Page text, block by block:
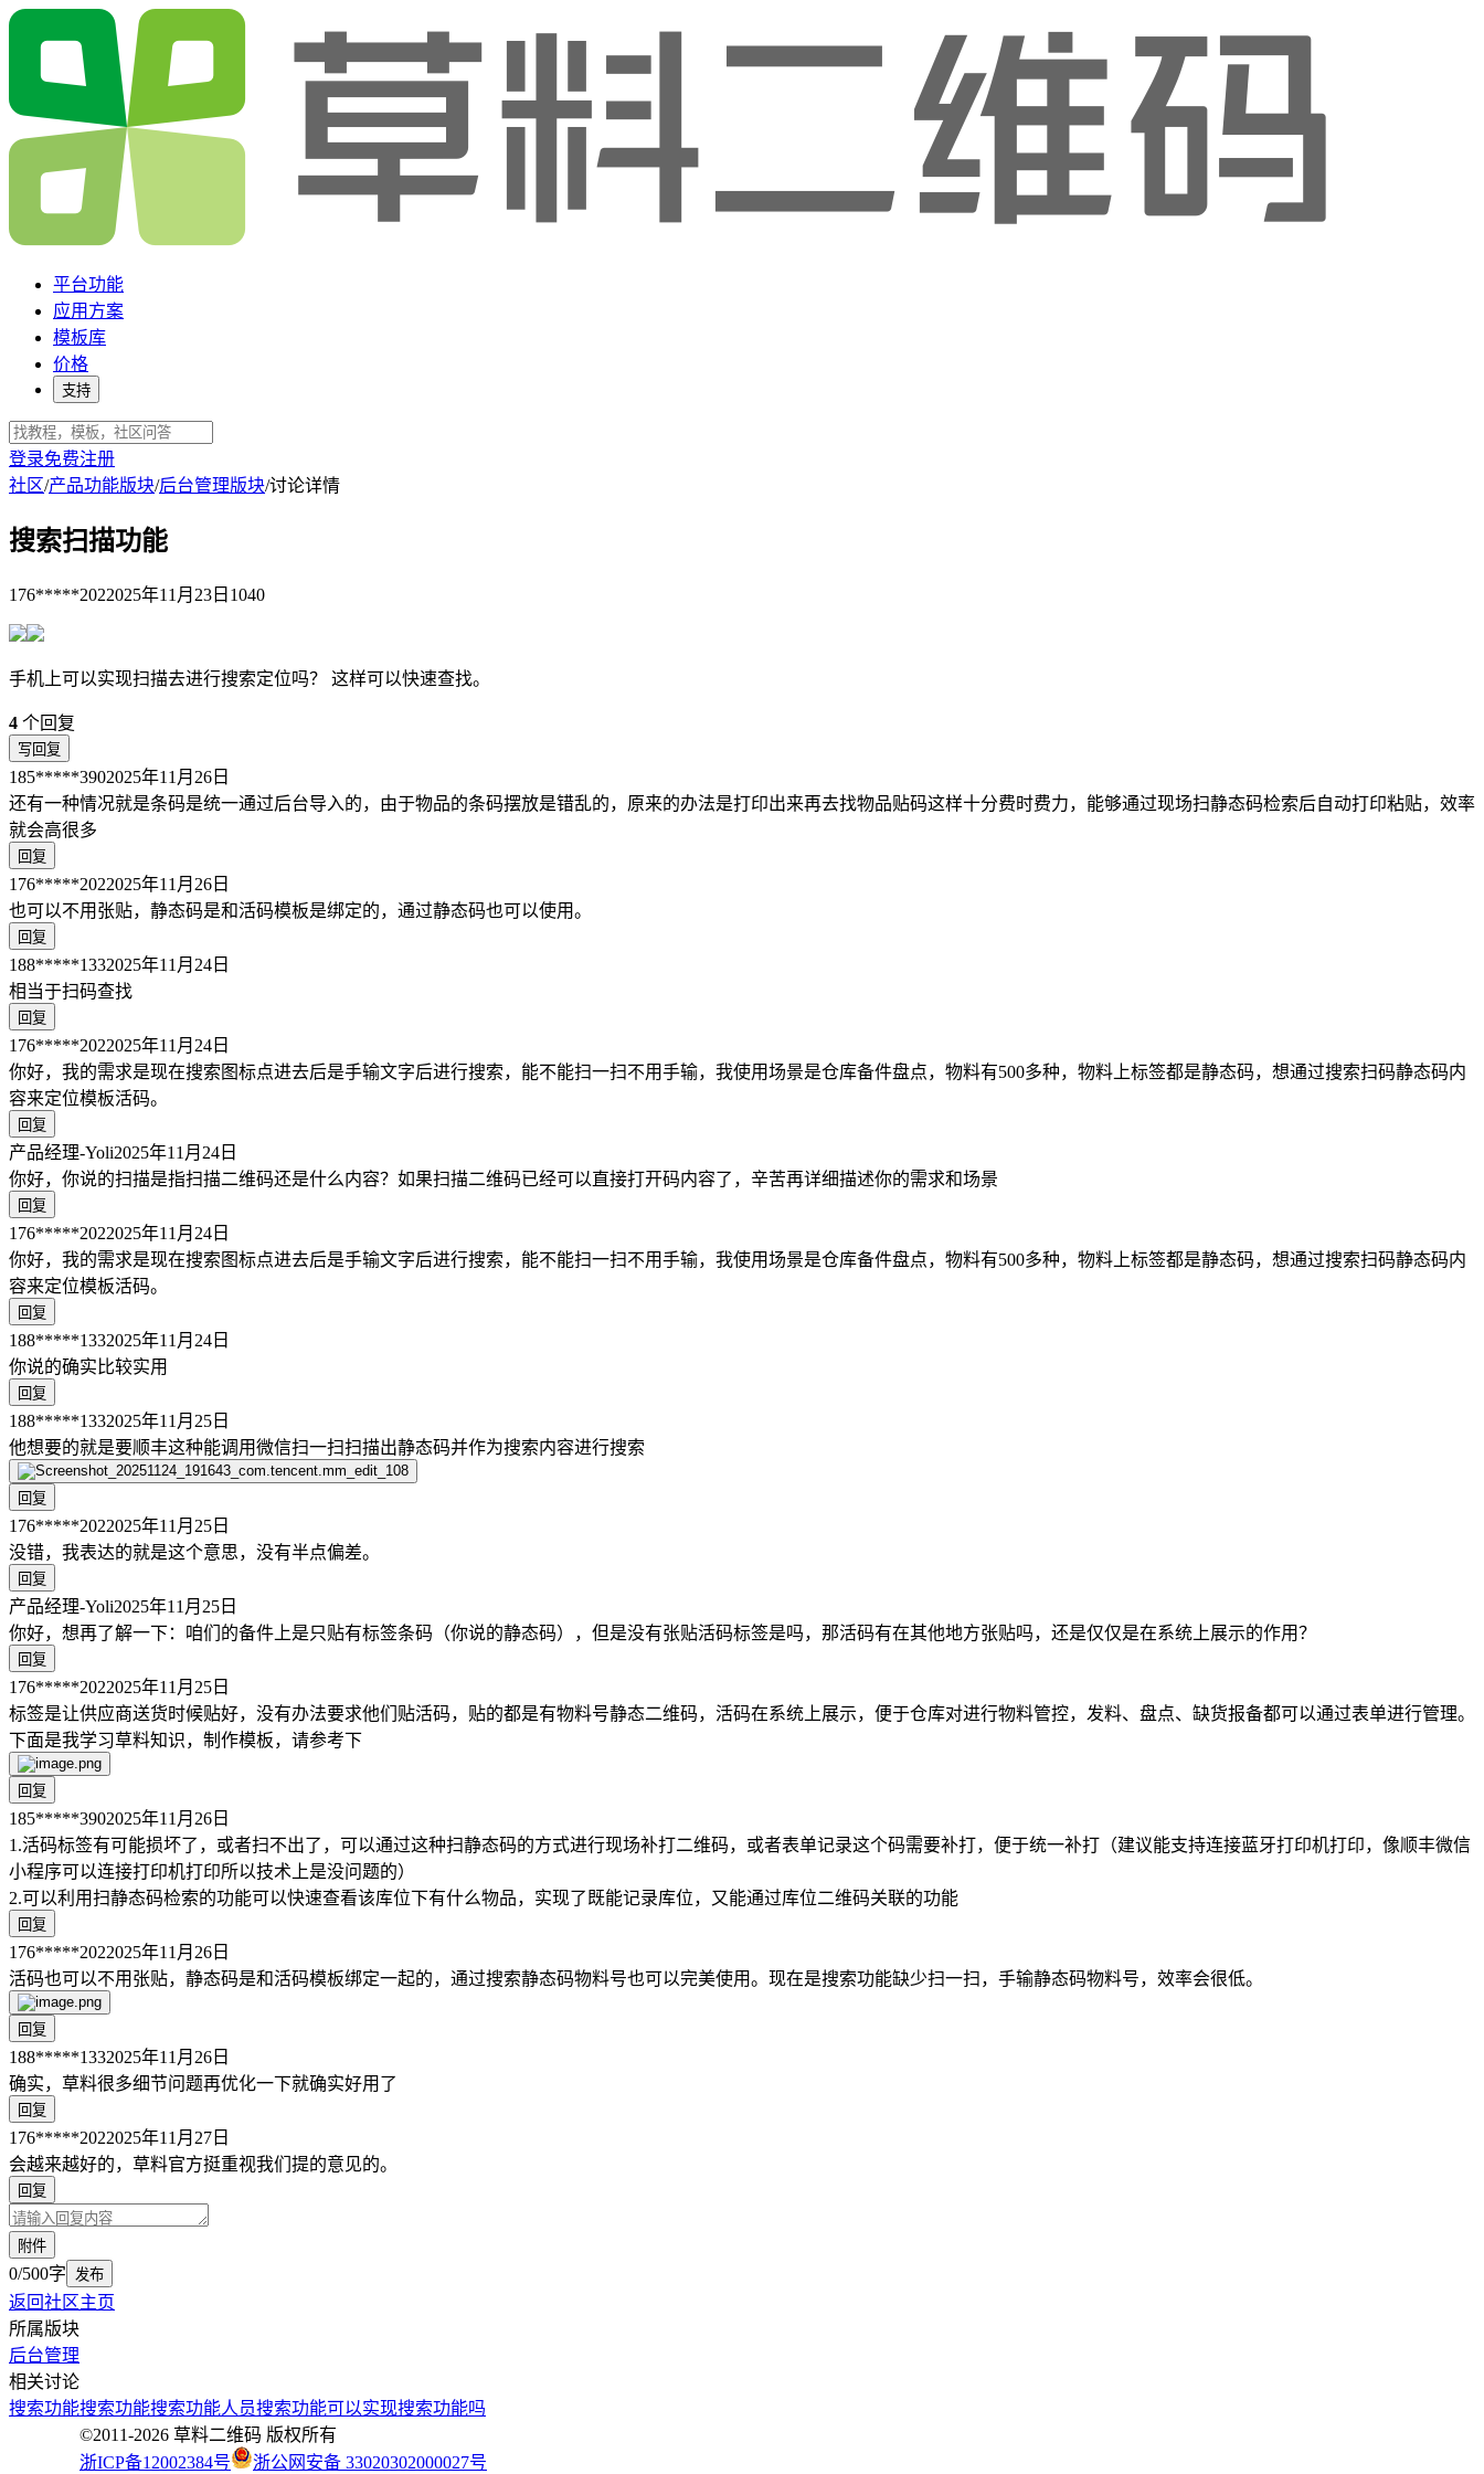
平台功能
应用方案
模板库
价格
支持
登录免费注册
社区/产品功能版块/后台管理版块/讨论详情
搜索扫描功能
176*****2022025年11月23日 1040
手机上可以实现扫描去进行搜索定位吗？ 这样可以快速查找。
4 个回复
写回复
185*****3902025年11月26日
还有一种情况就是条码是统一通过后台导入的，由于物品的条码摆放是错乱的，原来的办法是打印出来再去找物品贴码这样十分费时费力，能够通过现场扫静态码检索后自动打印粘贴，效率
就会高很多
回复
176*****2022025年11月26日
也可以不用张贴，静态码是和活码模板是绑定的，通过静态码也可以使用。
回复
188*****1332025年11月24日
相当于扫码查找
回复
176*****2022025年11月24日
你好，我的需求是现在搜索图标点进去后是手输文字后进行搜索，能不能扫一扫不用手输，我使用场景是仓库备件盘点，物料有500多种，物料上标签都是静态码，想通过搜索扫码静态码内
容来定位模板活码。
回复
产品经理-Yoli2025年11月24日
你好，你说的扫描是指扫描二维码还是什么内容？如果扫描二维码已经可以直接打开码内容了，辛苦再详细描述你的需求和场景
回复
176*****2022025年11月24日
你好，我的需求是现在搜索图标点进去后是手输文字后进行搜索，能不能扫一扫不用手输，我使用场景是仓库备件盘点，物料有500多种，物料上标签都是静态码，想通过搜索扫码静态码内
容来定位模板活码。
回复
188*****1332025年11月24日
你说的确实比较实用
回复
188*****1332025年11月25日
他想要的就是要顺丰这种能调用微信扫一扫扫描出静态码并作为搜索内容进行搜索
回复
176*****2022025年11月25日
没错，我表达的就是这个意思，没有半点偏差。
回复
产品经理-Yoli2025年11月25日
你好，想再了解一下：咱们的备件上是只贴有标签条码（你说的静态码），但是没有张贴活码标签是吗，那活码有在其他地方张贴吗，还是仅仅是在系统上展示的作用？
回复
176*****2022025年11月25日
标签是让供应商送货时候贴好，没有办法要求他们贴活码，贴的都是有物料号静态二维码，活码在系统上展示，便于仓库对进行物料管控，发料、盘点、缺货报备都可以通过表单进行管理。
下面是我学习草料知识，制作模板，请参考下
回复
185*****3902025年11月26日
1.活码标签有可能损坏了，或者扫不出了，可以通过这种扫静态码的方式进行现场补打二维码，或者表单记录这个码需要补打，便于统一补打（建议能支持连接蓝牙打印机打印，像顺丰微信
小程序可以连接打印机打印所以技术上是没问题的）
2.可以利用扫静态码检索的功能可以快速查看该库位下有什么物品，实现了既能记录库位，又能通过库位二维码关联的功能
回复
176*****2022025年11月26日
活码也可以不用张贴，静态码是和活码模板绑定一起的，通过搜索静态码物料号也可以完美使用。现在是搜索功能缺少扫一扫，手输静态码物料号，效率会很低。
回复
188*****1332025年11月26日
确实，草料很多细节问题再优化一下就确实好用了
回复
176*****2022025年11月27日
会越来越好的，草料官方挺重视我们提的意见的。
回复
附件
0/500字 发布
返回社区主页
所属版块
后台管理
相关讨论
搜索功能搜索功能搜索功能人员搜索功能可以实现搜索功能吗
©2011-2026 草料二维码 版权所有
浙ICP备12002384号
浙公网安备 33020302000027号